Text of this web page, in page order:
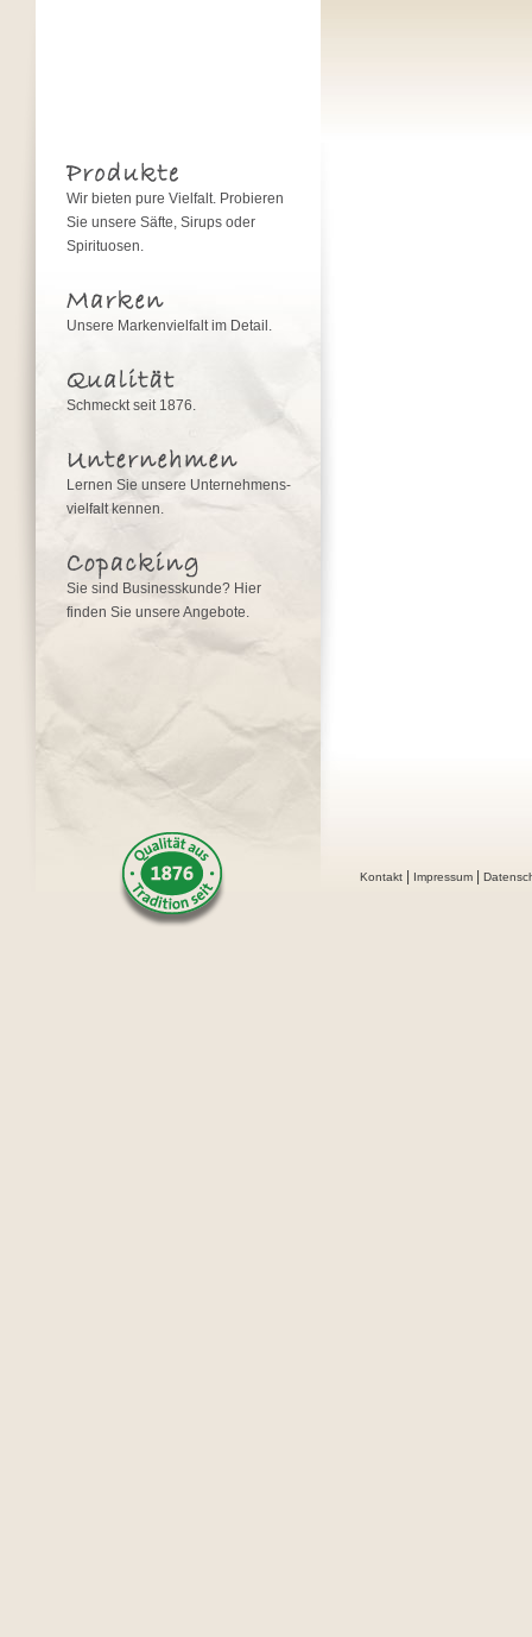
Wir bieten pure Vielfalt. Probieren
Sie unsere Säfte, Sirups oder
Spirituosen.
Unsere Markenvielfalt im Detail.
Schmeckt seit 1876.
Lernen Sie unsere Unternehmens­
vielfalt kennen.
Sie sind Businesskunde? Hier
finden Sie unsere Angebote.
Kontakt Impressum